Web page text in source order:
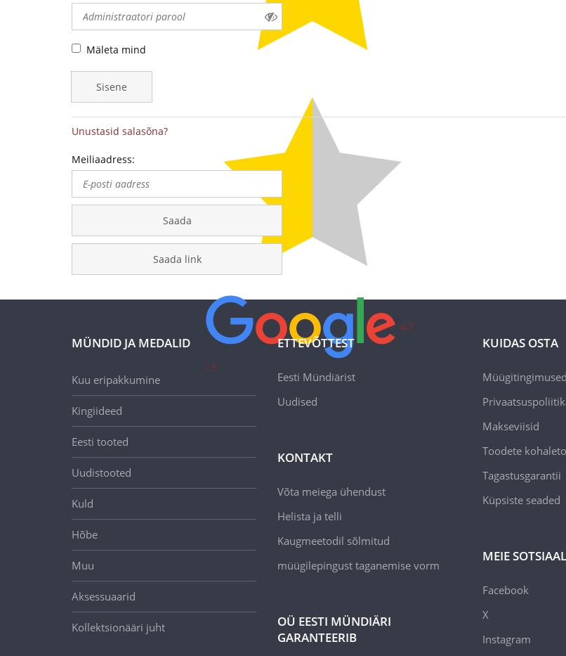
medalite
levitaja
Eestis
4.7
/ 5
Mäleta mind
Sisene
Unustasid salasõna?
Meiliaadress:
Saada
Saada link
MÜNDID JA MEDALID
Kuu eripakkumine
Kingiideed
Eesti tooted
Uudistooted
Kuld
Hõbe
Muu
Aksessuaarid
Kollektsionääri juht
ETTEVÕTTEST
Eesti Mündiärist
Uudised
KONTAKT
Võta meiega ühendust
Helista ja telli
Kaugmeetodil sõlmitud
müügilepingust taganemise vorm
OÜ EESTI MÜNDIÄRI
GARANTEERIB
KUIDAS OSTA
Müügitingimused
Makseviisid
Toodete
Tagastusgarantii
Küpsiste seaded
MEIE
Facebook
X
Instagram